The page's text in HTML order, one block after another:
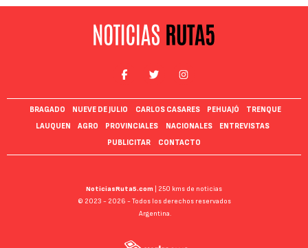
BRAGADO NUEVE DE JULIO CARLOS CASARES PEHUAJÓ
TRENQUE
LAUQUEN
AGRO PROVINCIALES NACIONALES
ENTREVISTAS
PUBLICITAR
CONTACTO
NoticiasRuta5.com
| 250 kms de noticias
© 2023 - 2026 - Todos los derechos reservados
Argentina.